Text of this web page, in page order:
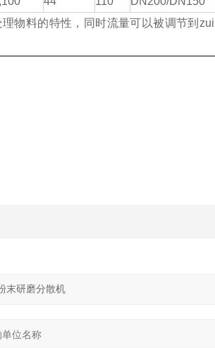
物料的特性，同时流量可以被调节到 zui